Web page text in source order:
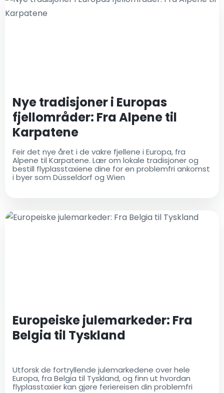
Nye tradisjoner i Europas
fjellområder: Fra Alpene til
Karpatene
Feir det nye året i de vakre fjellene i Europa, fra
Alpene til Karpatene. Lær om lokale tradisjoner og
bestill flyplasstaxiene dine for en problemfri ankomst
i byer som Düsseldorf og Wien
Europeiske julemarkeder: Fra
Belgia til Tyskland
Utforsk de fortryllende julemarkedene over hele
Europa, fra Belgia til Tyskland, og finn ut hvordan
flyplasstaxier kan gjøre feriereisen din problemfri